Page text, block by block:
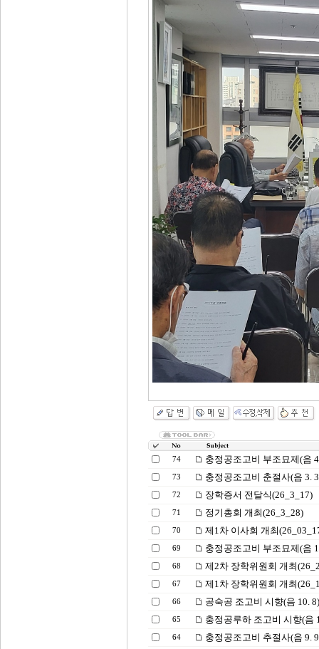
74 충정공조고비 부조묘제(음
73 충정공조고비 춘절사(음 3.
72 장학증서 전달식(26_3_17)
71 정기총회 개최(26_3_28)
70 제1차 이사회 개최
69 충정공조고비 부조묘제(음
68 제2차 장학위원회 개최
67 제1차 장학위원회 개최
66 공숙공 조고비 시향(음 10.
65 충정공루하 조고비 시향(음
64 충정공조고비 추절사(음 9.